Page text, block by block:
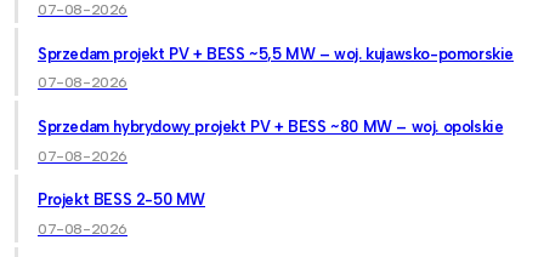
07-08-2026
Sprzedam projekt PV + BESS ~5,5 MW – woj. kujawsko-pomorskie
07-08-2026
Sprzedam hybrydowy projekt PV + BESS ~80 MW – woj. opolskie
07-08-2026
Projekt BESS 2-50 MW
07-08-2026